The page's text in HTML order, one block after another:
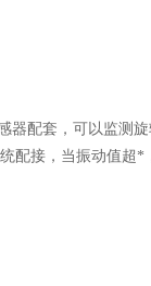
器配套，可以监测
配接，当振动值超*